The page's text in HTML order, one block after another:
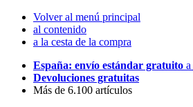
Volver al menú principal
al contenido
a la cesta de la compra
España: envío estándar gratuito
Devoluciones gratuitas
Más de 6.100 artículos